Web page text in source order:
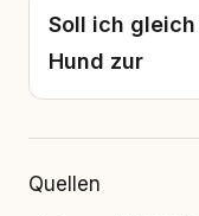
Soll ich
Hund zur
Quellen